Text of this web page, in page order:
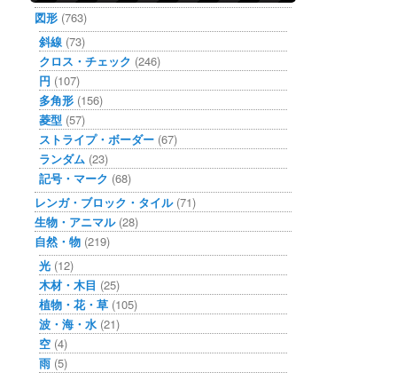
図形 (763)
斜線 (73)
クロス・チェック (246)
円 (107)
多角形 (156)
菱型 (57)
ストライプ・ボーダー (67)
ランダム (23)
記号・マーク (68)
レンガ・ブロック・タイル(71)
生物・アニマル(28)
自然・物 (219)
光 (12)
木材・木目 (25)
植物・花・草 (105)
波・海・水 (21)
空 (4)
雨 (5)